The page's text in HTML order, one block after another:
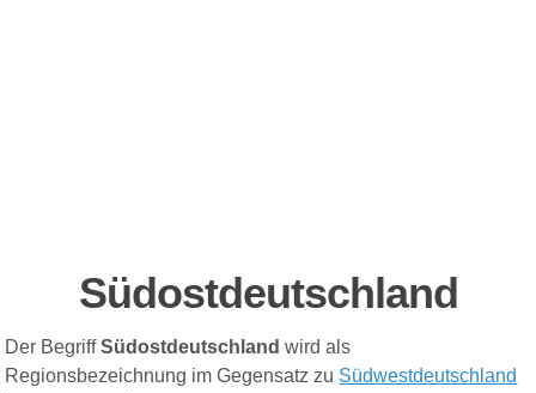
Südostdeutschland
Der BegriffSüdostdeutschland wird als
Regionsbezeichnung im Gegensatz zu Südwestdeutschland